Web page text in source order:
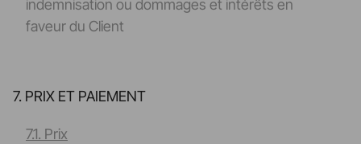
indemnisation ou dommages et intérêts en
faveur du Client
7. PRIX ET PAIEMENT
7.1. Prix